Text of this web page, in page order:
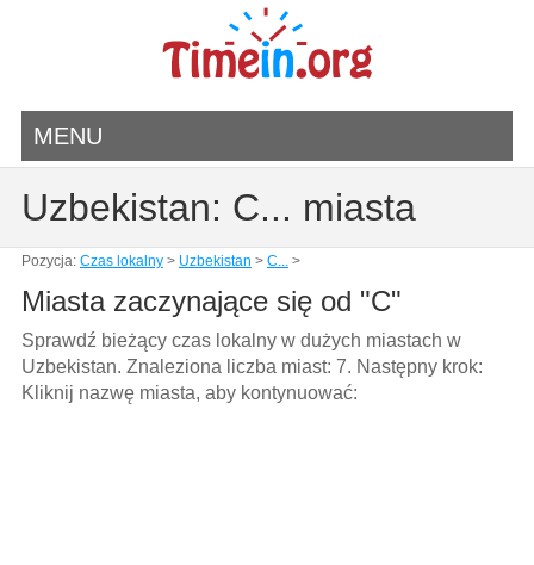
MENU
Uzbekistan: C... miasta
Pozycja: Czas lokalny> Uzbekistan > C...>
Miasta zaczynające się od "C"
Sprawdź bieżący czas lokalny w dużych miastach w
Uzbekistan. Znaleziona liczba miast: 7. Następny krok:
Kliknij nazwę miasta, aby kontynuować: